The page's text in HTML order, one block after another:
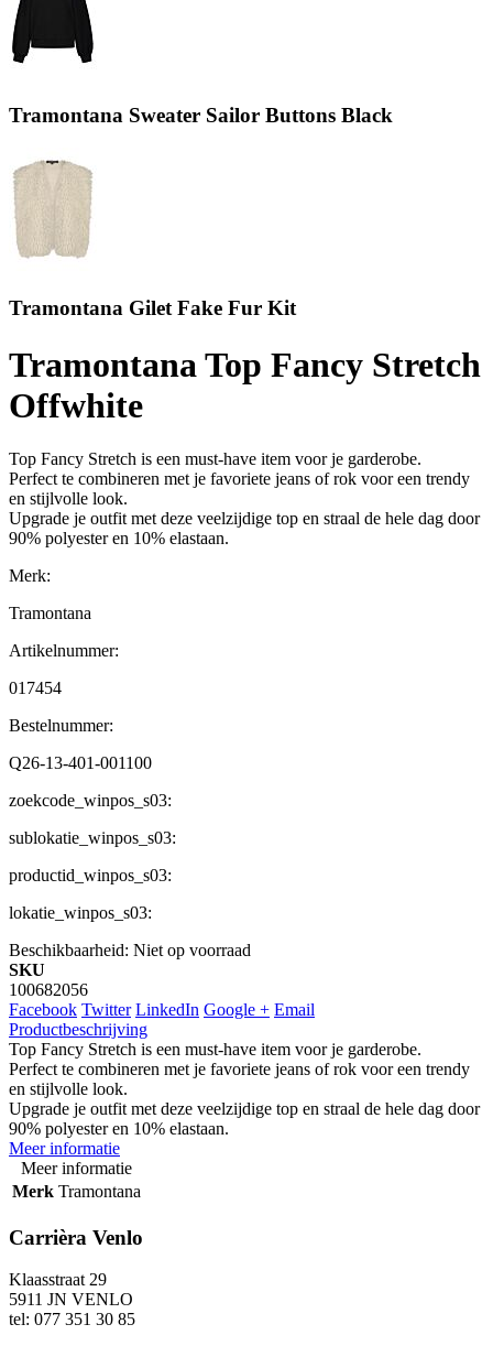
Tramontana Sweater Sailor Buttons Black
Tramontana Gilet Fake Fur Kit
Tramontana Top Fancy Stretch
Offwhite
Top Fancy Stretch is een must-have item voor je garderobe.
Perfect te combineren met je favoriete jeans of rok voor een trendy
en stijlvolle look.
Upgrade je outfit met deze veelzijdige top en straal de hele dag door
90% polyester en 10% elastaan.
Merk:
Tramontana
Artikelnummer:
017454
Bestelnummer:
Q26-13-401-001100
zoekcode_winpos_s03:
sublokatie_winpos_s03:
productid_winpos_s03:
lokatie_winpos_s03:
Beschikbaarheid: Niet op voorraad
SKU
100682056
Facebook Twitter LinkedIn Google + Email
Productbeschrijving
Top Fancy Stretch is een must-have item voor je garderobe.
Perfect te combineren met je favoriete jeans of rok voor een trendy
en stijlvolle look.
Upgrade je outfit met deze veelzijdige top en straal de hele dag door
90% polyester en 10% elastaan.
Meer informatie
Meer informatie
Merk Tramontana
Carrièra Venlo
Klaasstraat 29
5911 JN VENLO
tel: 077 351 30 85